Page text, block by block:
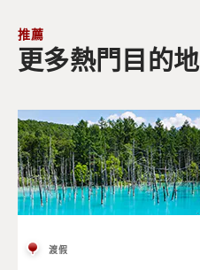
推薦
更多熱門目的地
渡假